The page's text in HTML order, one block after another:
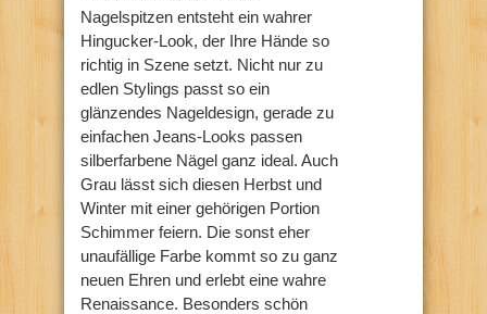
Nagelspitzen entsteht ein wahrer
Hingucker-Look, der Ihre Hände so
richtig in Szene setzt. Nicht nur zu
edlen Stylings passt so ein
glänzendes Nageldesign, gerade zu
einfachen Jeans-Looks passen
silberfarbene Nägel ganz ideal. Auch
Grau lässt sich diesen Herbst und
Winter mit einer gehörigen Portion
Schimmer feiern. Die sonst eher
unaufällige Farbe kommt so zu ganz
neuen Ehren und erlebt eine wahre
Renaissance. Besonders schön